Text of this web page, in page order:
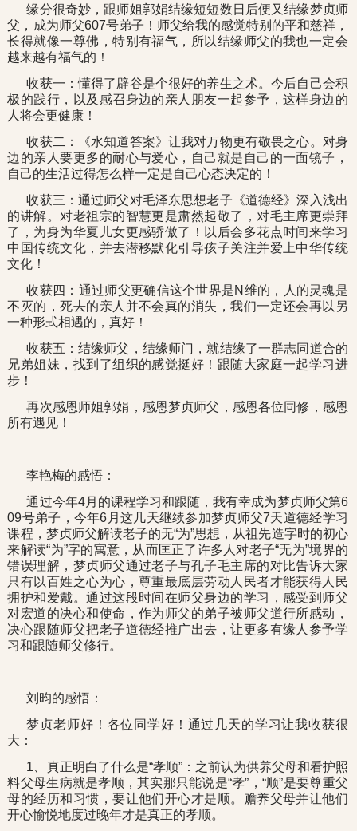
缘分很奇妙，跟师姐郭娟结缘短短数日后便又结缘梦贞师
父，成为师父607号弟子！师父给我的感觉特别的平和慈祥，
长得就像一尊佛，特别有福气，所以结缘师父的我也一定会
越来越有福气的！
收获一：懂得了辟谷是个很好的养生之术。今后自己会积
极的践行，以及感召身边的亲人朋友一起参予，这样身边的
人将会更健康！
收获二：《水知道答案》让我对万物更有敬畏之心。对身
边的亲人要更多的耐心与爱心，自己就是自己的一面镜子，
自己的生活过得怎么样一定是自己心态决定的！
收获三：通过师父对毛泽东思想老子《道德经》深入浅出
的讲解。对老祖宗的智慧更是肃然起敬了，对毛主席更崇拜
了，为身为华夏儿女更感骄傲了！以后会多花点时间来学习
中国传统文化，并去潜移默化引导孩子关注并爱上中华传统
文化！
收获四：通过师父更确信这个世界是N维的，人的灵魂是
不灭的，死去的亲人并不会真的消失，我们一定还会再以另
一种形式相遇的，真好！
收获五：结缘师父，结缘师门，就结缘了一群志同道合的
兄弟姐妹，找到了组织的感觉挺好！跟随大家庭一起学习进
步！
再次感恩师姐郭娟，感恩梦贞师父，感恩各位同修，感恩
所有遇见！
李艳梅的感悟：
通过今年4月的课程学习和跟随，我有幸成为梦贞师父第6
09号弟子，今年6月这几天继续参加梦贞师父7天道德经学习
课程，梦贞师父解读老子的无“为”思想，从祖先造字时的初心
来解读“为”字的寓意，从而匡正了许多人对老子“无为”境界的
错误理解，梦贞师父通过老子与孔子毛主席的对比告诉大家
只有以百姓之心为心，尊重最底层劳动人民者才能获得人民
拥护和爱戴。通过这段时间在师父身边的学习，感受到师父
对宏道的决心和使命，作为师父的弟子被师父道行所感动，
决心跟随师父把老子道德经推广出去，让更多有缘人参予学
习和跟随师父修行。
刘昀的感悟：
梦贞老师好！各位同学好！通过几天的学习让我收获很
大：
1、真正明白了什么是“孝顺”：之前认为供养父母和看护照
料父母生病就是孝顺，其实那只能说是“孝”，“顺”是要尊重父
母的经历和习惯，要让他们开心才是顺。赡养父母并让他们
开心愉悦地度过晚年才是真正的孝顺。